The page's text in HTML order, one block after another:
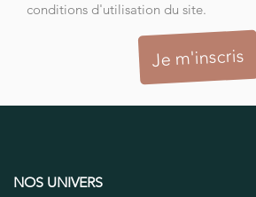
conditions d'utilisation du site.
NOS UNIVERS